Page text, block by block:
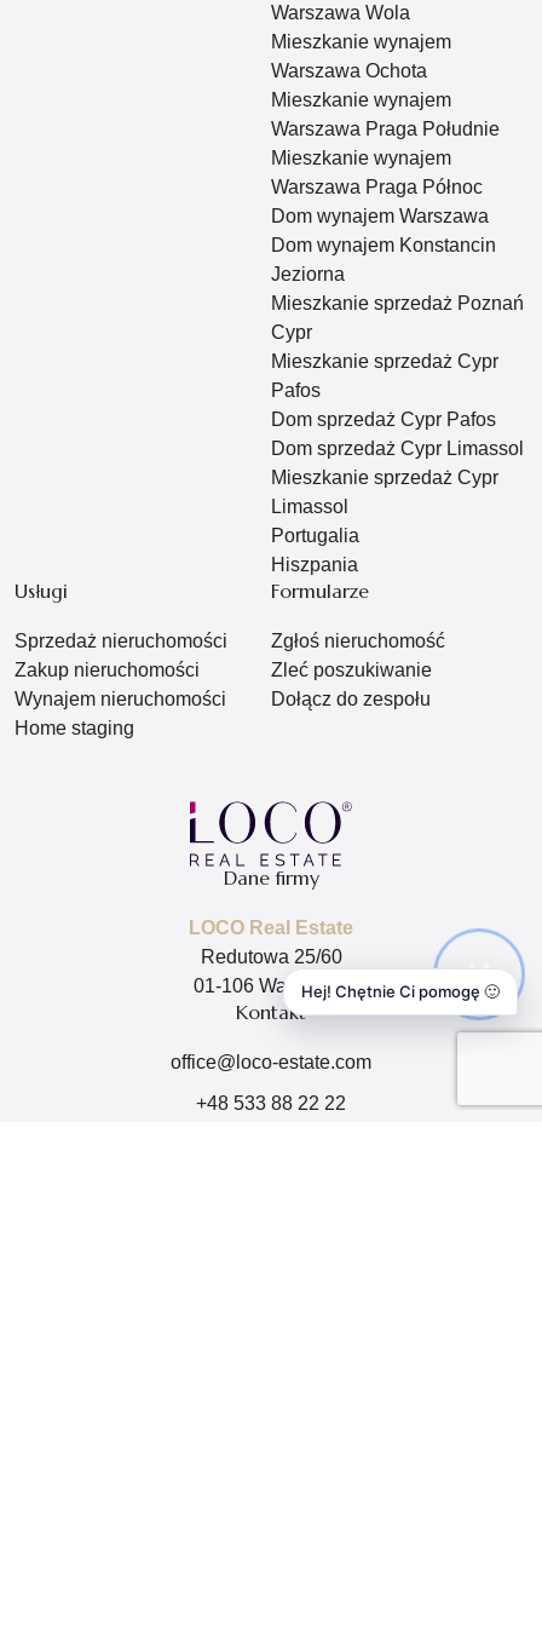
Warszawa Wola
Mieszkanie wynajem
Warszawa Ochota
Mieszkanie wynajem
Warszawa Praga Południe
Mieszkanie wynajem
Warszawa Praga Północ
Dom wynajem Warszawa
Dom wynajem Konstancin
Jeziorna
Mieszkanie sprzedaż Poznań
Cypr
Mieszkanie sprzedaż Cypr
Pafos
Dom sprzedaż Cypr Pafos
Dom sprzedaż Cypr Limassol
Mieszkanie sprzedaż Cypr
Limassol
Portugalia
Hiszpania
Usługi
Sprzedaż nieruchomości
Zakup nieruchomości
Wynajem nieruchomości
Home staging
Formularze
Zgłoś nieruchomość
Zleć poszukiwanie
Dołącz do zespołu
Dane firmy
LOCO Real Estate
Redutowa 25/60
01-106 Warszawa
Kontakt
office@loco-estate.com
+48 533 88 22 22
Hej! Chętnie Ci pomogę 🙂